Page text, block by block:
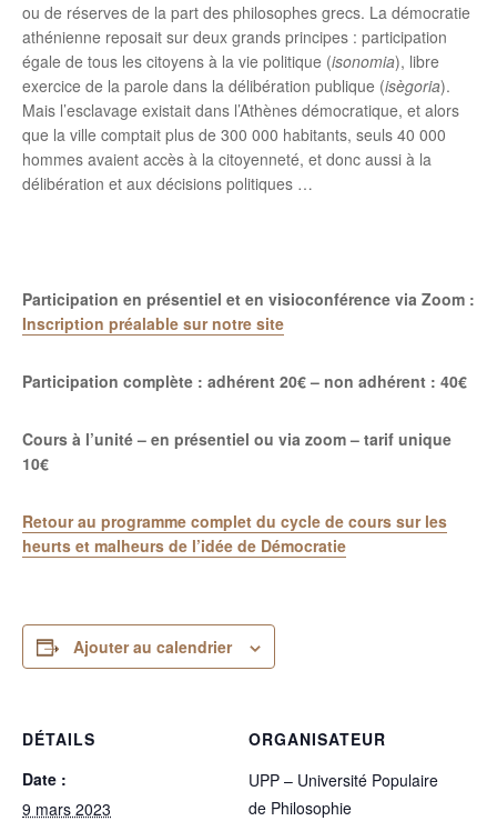
ou de réserves de la part des philosophes grecs. La démocratie
athénienne reposait sur deux grands principes : participation
égale de tous les citoyens à la vie politique (isonomia), libre
exercice de la parole dans la délibération publique (isègoria).
Mais l’esclavage existait dans l’Athènes démocratique, et alors
que la ville comptait plus de 300 000 habitants, seuls 40 000
hommes avaient accès à la citoyenneté, et donc aussi à la
délibération et aux décisions politiques …
Participation en présentiel et en visioconférence via Zoom :
Inscription préalable sur notre site
Participation complète : adhérent 20€ – non adhérent : 40€
Cours à l’unité – en présentiel ou via zoom – tarif unique
10€
Retour au programme complet du cycle de cours sur les
heurts et malheurs de l’idée de Démocratie
Ajouter au calendrier
DÉTAILS
Date :
9 mars 2023
ORGANISATEUR
UPP – Université Populaire
de Philosophie